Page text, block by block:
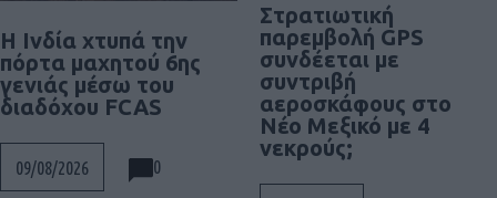
Η Ινδία χτυπά την
πόρτα μαχητού 6ης
γενιάς μέσω του
διαδόχου FCAS
09/08/2026 0
Στρατιωτική
παρεμβολή GPS
συνδέεται με
συντριβή
αεροσκάφους στο
Νέο Μεξικό με 4
νεκρούς;